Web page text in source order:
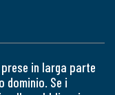
in larga parte
dominio. Se i